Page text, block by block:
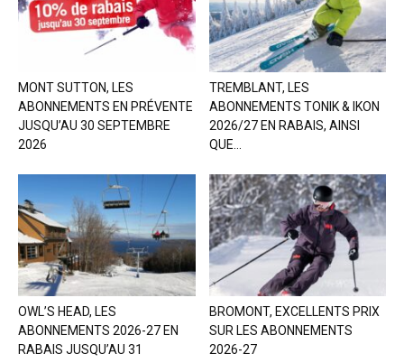
MONT SUTTON, LES
ABONNEMENTS EN PRÉVENTE
JUSQU’AU 30 SEPTEMBRE
2026
TREMBLANT, LES
ABONNEMENTS TONIK & IKON
2026/27 EN RABAIS, AINSI
QUE...
OWL’S HEAD, LES
ABONNEMENTS 2026-27 EN
RABAIS JUSQU’AU 31
BROMONT, EXCELLENTS PRIX
SUR LES ABONNEMENTS
2026-27